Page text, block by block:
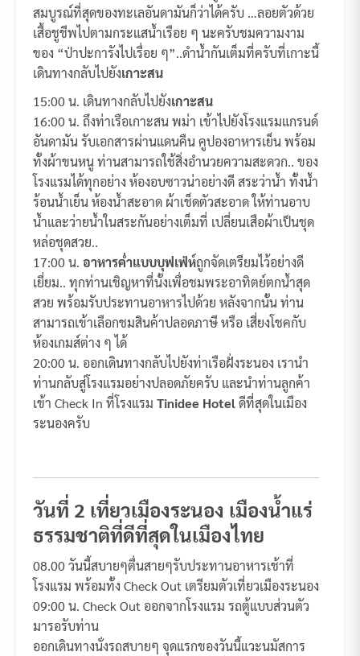
สมบูรณ์ที่สุดของทะเลอันดามันก็ว่าได้ครับ …ลอยตัวด้วย
เสื้อชูชีพไปตามกระแสน้ำเรือย ๆ นะครับชมความงาม
ของ “ป่าปะการังไปเรื่อย ๆ”..ดำน้ำกันเต็มที่ครับที่เกาะนี้
เดินทางกลับไปยังเกาะสน
15:00 น. เดินทางกลับไปยังเกาะสน
16:00 น. ถึงท่าเรือเกาะสน พม่า เข้าไปยังโรงแรมแกรนด์
อันดามัน รับเอกสารผ่านแดนคืน คูปองอาหารเย็น พร้อม
ทั้งผ้าขนหนู ท่านสามารถใช้สิ่งอำนวยความสะดวก.. ของ
โรงแรมได้ทุกอย่าง ห้องอบซาวน่าอย่างดี สระว่าน้ำ ทั้งน้ำ
ร้อนน้ำเย็น ห้องน้ำสะอาด ผ้าเช็ดตัวสะอาด ให้ท่านอาบ
น้ำและว่ายน้ำในสระกันอย่างเต็มที่ เปลี่ยนเสือผ้าเป็นชุด
หล่อชุดสวย..
17:00 น. อาหารค่ำแบบบุฟเฟ่ห์ถูกจัดเตรียมไว้อย่างดี
เยี่ยม.. ทุกท่านเชิญหาที่นั้งเพื่อชมพระอาทิตย์ตกน้ำสุด
สวย พร้อมรับประทานอาหารไปด้วย หลังจากนั้น ท่าน
สามารถเข้าเลือกชมสินค้าปลอดภาษี หรือ เสี่ยงโชคกับ
ห้องเกมส์ต่าง ๆ ได้
20:00 น. ออกเดินทางกลับไปยังท่าเรือฝั่งระนอง เรานำ
ท่านกลับสู่โรงแรมอย่างปลอดภัยครับ และนำท่านลูกค้า
เข้า Check In ที่โรงแรม Tinidee Hotelดีที่สุดในเมือง
ระนองครับ
วันที่ 2 เที่ยวเมืองระนอง เมืองน้ำแร่
ธรรมชาติที่ดีที่สุดในเมืองไทย
08.00 วันนี้สบายๆตื่นสายๆรับประทานอาหารเช้าที่
โรงแรม พร้อมทั้ง Check Out เตรียมตัวเที่ยวเมืองระนอง
09:00 น. Check Out ออกจากโรงแรม รถตู้แบบส่วนตัว
มารอรับท่าน
ออกเดินทางนั่งรถสบายๆ จุดแรกของวันนี้แวะนมัสการ